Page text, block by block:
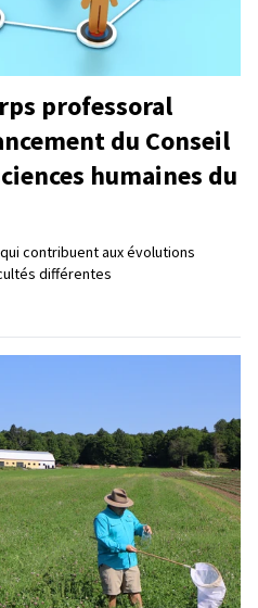
professoral
du Conseil
humaines du
contribuent aux évolutions
différentes